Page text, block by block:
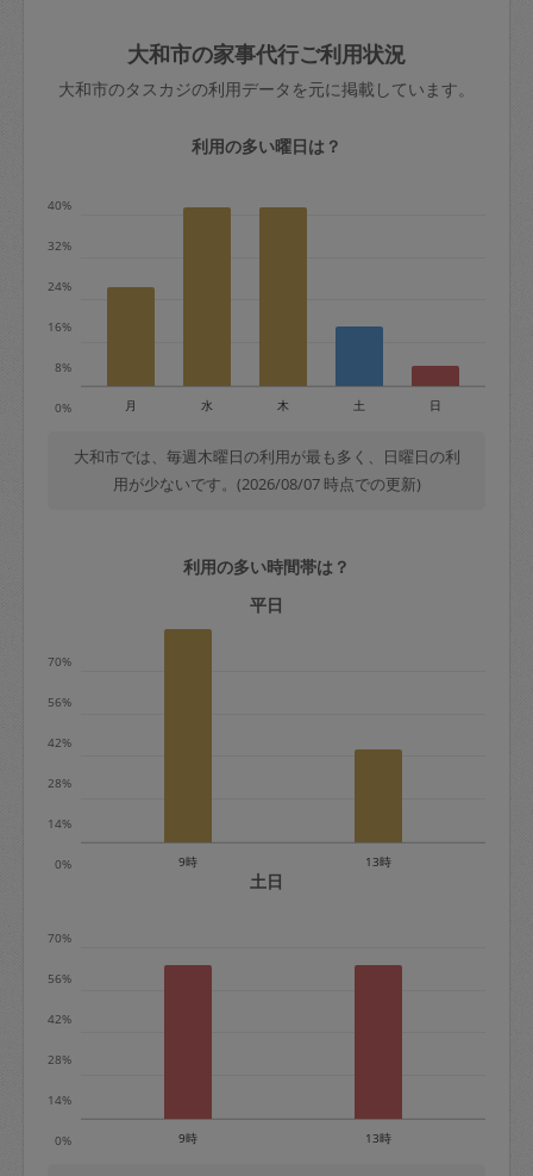
依頼者不在による当日キャンセル＝依頼
金額の100%＋交通費全額
※例：依頼日時／土曜日午前9時開始の場
金曜日9時～土曜日8時まで＝依頼金額の
＋交通費全額
依頼者不在による当日キャンセル＝依頼
金額の100%＋交通費全額
定期契約をキャンセルする場合、毎週定
期は月2回まで隔週定期は月1回までキャ
ンセル料は発生しません。それ以上はキ
※キャンセル料金の設定について：
相当で料金設定されています。
きた場合は損害保険の対象外となるので
ご注意ください。
玉、など
あわせてこちらも参照ください：初めて
はありますか？
大和市の家事代行ご利用状況
大和市のタスカジの利用データを元に掲載しています。
利用の多い曜日は？
0%
8%
16%
24%
32%
40%
月 水 木 土 日
大和市では、毎週木曜日の利用が最も多く、日曜日の利
用が少ないです。(2026/08/07 時点での更新)
利用の多い時間帯は？
平日
0%
14%
28%
42%
56%
70%
9時 13時
土日
0%
14%
28%
42%
56%
70%
9時 13時